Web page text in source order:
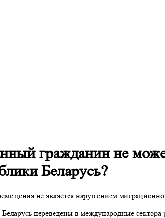
гражданин не
Беларусь?
не является нарушением
переведены в международные сектора